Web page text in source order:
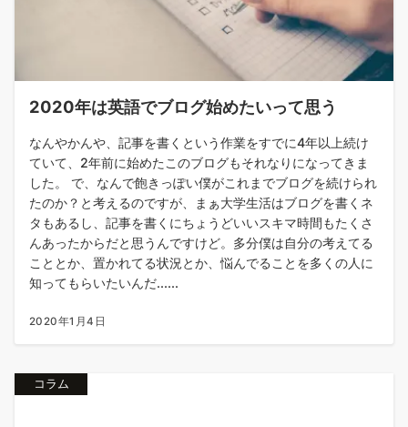
2020年は英語でブログ始めたいって思う
なんやかんや、記事を書くという作業をすでに4年以上続け
ていて、2年前に始めたこのブログもそれなりになってきま
した。 で、なんで飽きっぽい僕がこれまでブログを続けられ
たのか？と考えるのですが、まぁ大学生活はブログを書くネ
タもあるし、記事を書くにちょうどいいスキマ時間もたくさ
んあったからだと思うんですけど。多分僕は自分の考えてる
こととか、置かれてる状況とか、悩んでることを多くの人に
知ってもらいたいんだ......
2020年1月4日
コラム